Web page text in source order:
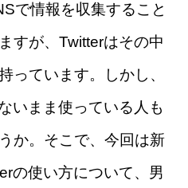
で情報を収集すること
すが、Twitterはその中
っています。しかし、
いまま使っている人も
か。そこで、今回は新
の使い方について、男